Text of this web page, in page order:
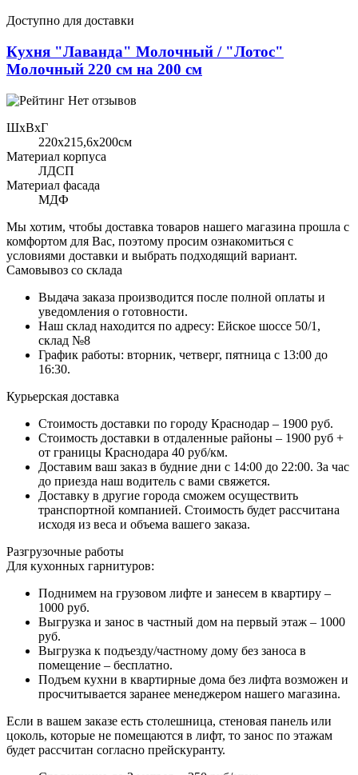
Доступно для доставки
Кухня "Лаванда" Молочный / "Лотос"
Молочный 220 см на 200 см
Нет отзывов
ШхВхГ
220x215,6х200см
Материал корпуса
ЛДСП
Материал фасада
МДФ
Мы хотим, чтобы доставка товаров нашего магазина прошла с
комфортом для Вас, поэтому просим ознакомиться с
условиями доставки и выбрать подходящий вариант.
Самовывоз со склада
Выдача заказа производится после полной оплаты и
уведомления о готовности.
Наш склад находится по адресу: Ейское шоссе 50/1,
склад №8
График работы: вторник, четверг, пятница с 13:00 до
16:30.
Курьерская доставка
Стоимость доставки по городу Краснодар – 1900 руб.
Стоимость доставки в отдаленные районы – 1900 руб +
от границы Краснодара 40 руб/км.
Доставим ваш заказ в будние дни с 14:00 до 22:00. За час
до приезда наш водитель с вами свяжется.
Доставку в другие города сможем осуществить
транспортной компанией. Стоимость будет рассчитана
исходя из веса и объема вашего заказа.
Разгрузочные работы
Для кухонных гарнитуров:
Поднимем на грузовом лифте и занесем в квартиру –
1000 руб.
Выгрузка и занос в частный дом на первый этаж – 1000
руб.
Выгрузка к подъезду/частному дому без заноса в
помещение – бесплатно.
Подъем кухни в квартирные дома без лифта возможен и
просчитывается заранее менеджером нашего магазина.
Если в вашем заказе есть столешница, стеновая панель или
цоколь, которые не помещаются в лифт, то занос по этажам
будет рассчитан согласно прейскуранту.